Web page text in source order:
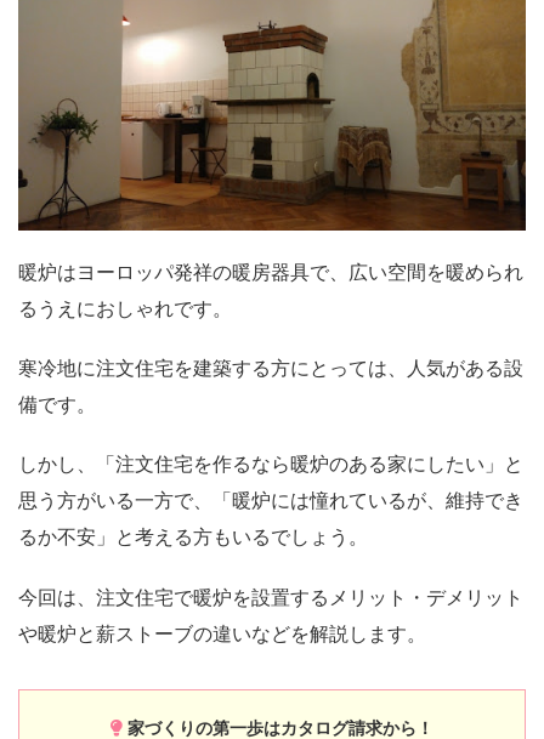
お役立ちコラム
暖炉はヨーロッパ発祥の暖房器具で、広い空間を暖められ
るうえにおしゃれです。
寒冷地に注文住宅を建築する方にとっては、人気がある設
備です。
しかし、「注文住宅を作るなら暖炉のある家にしたい」と
思う方がいる一方で、「暖炉には憧れているが、維持でき
るか不安」と考える方もいるでしょう。
今回は、注文住宅で暖炉を設置するメリット・デメリット
や暖炉と薪ストーブの違いなどを解説します。
家づくりの第一歩はカタログ請求から！